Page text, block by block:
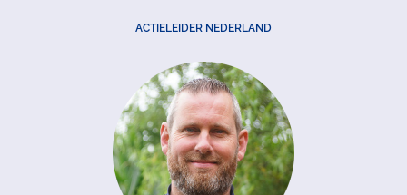
ACTIELEIDER NEDERLAND